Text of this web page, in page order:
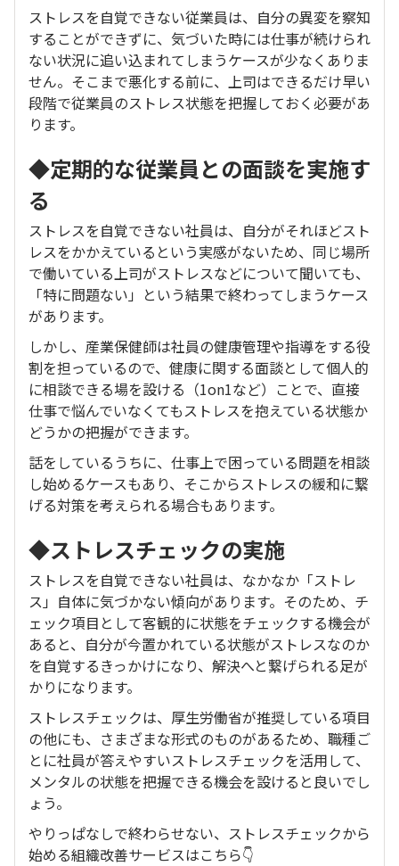
ストレスを自覚できない従業員は、自分の異変を察知
することができずに、気づいた時には仕事が続けられ
ない状況に追い込まれてしまうケースが少なくありま
せん。そこまで悪化する前に、上司はできるだけ早い
段階で従業員のストレス状態を把握しておく必要があ
ります。
◆定期的な従業員との面談を実施す
る
ストレスを自覚できない社員は、自分がそれほどスト
レスをかかえているという実感がないため、同じ場所
で働いている上司がストレスなどについて聞いても、
「特に問題ない」という結果で終わってしまうケース
があります。
しかし、産業保健師は社員の健康管理や指導をする役
割を担っているので、健康に関する面談として個人的
に相談できる場を設ける（1on1など）ことで、直接
仕事で悩んでいなくてもストレスを抱えている状態か
どうかの把握ができます。
話をしているうちに、仕事上で困っている問題を相談
し始めるケースもあり、そこからストレスの緩和に繋
げる対策を考えられる場合もあります。
◆ストレスチェックの実施
ストレスを自覚できない社員は、なかなか「ストレ
ス」自体に気づかない傾向があります。そのため、チ
ェック項目として客観的に状態をチェックする機会が
あると、自分が今置かれている状態がストレスなのか
を自覚するきっかけになり、解決へと繋げられる足が
かりになります。
ストレスチェックは、厚生労働省が推奨している項目
の他にも、さまざまな形式のものがあるため、職種ご
とに社員が答えやすいストレスチェックを活用して、
メンタルの状態を把握できる機会を設けると良いでし
ょう。
やりっぱなしで終わらせない、ストレスチェックから
始める組織改善サービスはこちら👇